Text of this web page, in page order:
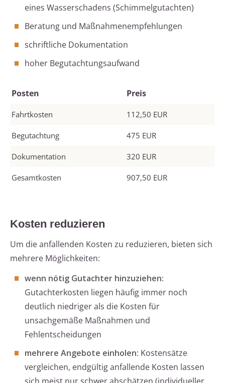
eines Wasserschadens (Schimmelgutachten)
Beratung und Maßnahmenempfehlungen
schriftliche Dokumentation
hoher Begutachtungsaufwand
Posten Preis
Fahrtkosten 112,50 EUR
Begutachtung 475 EUR
Dokumentation 320 EUR
Gesamtkosten 907,50 EUR
Kosten reduzieren
Um die anfallenden Kosten zu reduzieren, bieten sich
mehrere Möglichkeiten:
wenn nötig Gutachter hinzuziehen:
Gutachterkosten liegen häufig immer noch
deutlich niedriger als die Kosten für
unsachgemäße Maßnahmen und
Fehlentscheidungen
mehrere Angebote einholen: Kostensätze
vergleichen, endgültig anfallende Kosten lassen